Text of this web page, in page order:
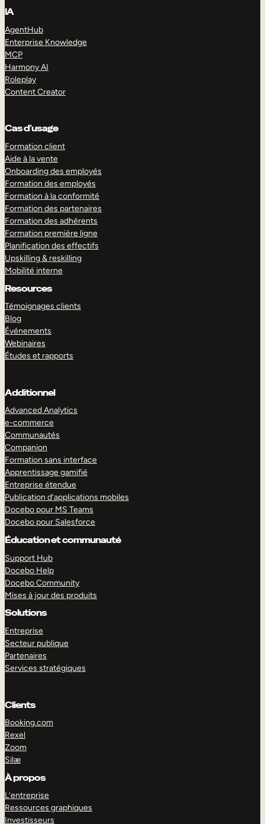
IA
AgentHub
Enterprise Knowledge
MCP
Harmony AI
Roleplay
Content Creator
Cas d’usage
Formation client
Aide à la vente
Onboarding des employés
Formation des employés
Formation à la conformité
Formation des partenaires
Formation des adhérents
Formation première ligne
Planification des effectifs
Upskilling & reskilling
Mobilité interne
Resources
Témoignages clients
Blog
Événements
Webinaires
Études et rapports
Additionnel
Advanced Analytics
e-commerce
Communautés
Companion
Formation sans interface
Apprentissage gamifié
Entreprise étendue
Publication d’applications mobiles
Docebo pour MS Teams
Docebo pour Salesforce
Éducation et communauté
Support Hub
Docebo Help
Docebo Community
Mises à jour des produits
Solutions
Entreprise
Secteur publique
Partenaires
Services stratégiques
Clients
Booking.com
Rexel
Zoom
Silæ
À propos
L’entreprise
Ressources graphiques
Investisseurs